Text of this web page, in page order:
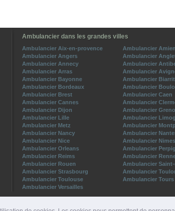
Ambulancier dans les grandes villes
Ambulancier Aix-en-provence
Ambulancier
Ambulancier Angers
Ambulancier
Ambulancier Annecy
Ambulancier
Ambulancier Arras
Ambulancier
Ambulancier Bayonne
Ambulancier
Ambulancier Bordeaux
Ambulancier
Ambulancier Brest
Ambulancier Caen
Ambulancier Cannes
Ambulancier
Ambulancier Dijon
Ambulancier
Ambulancier Lille
Ambulancier
Ambulancier Metz
Ambulancier
Ambulancier Nancy
Ambulancier
Ambulancier Nice
Ambulancier Nimes
Ambulancier Orleans
Ambulancier
Ambulancier Reims
Ambulancier
Ambulancier Rouen
Ambulancier
Ambulancier Strasbourg
Ambulancier
Ambulancier Toulouse
Ambulancier Tours
Ambulancier Versailles